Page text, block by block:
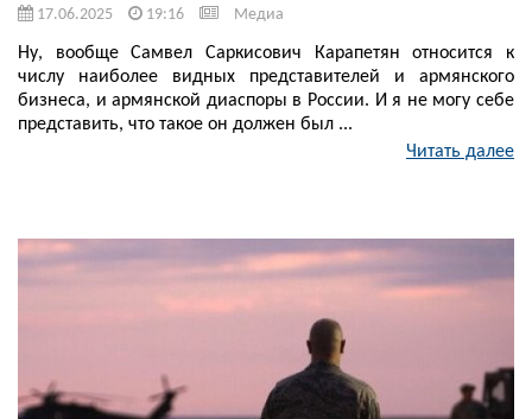
17.06.2025 19:16 Медиа
Ну, вообще Самвел Саркисович Карапетян относится к
числу наиболее видных представителей и армянского
бизнеса, и армянской диаспоры в России. И я не могу себе
представить, что такое он должен был ...
Читать далее